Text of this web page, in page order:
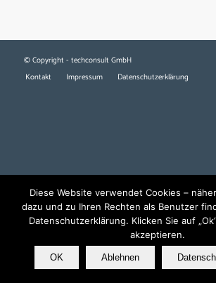
© Copyright - techconsult GmbH
Kontakt
Impressum Datenschutzerklärung
Diese Website verwendet Cookies –
dazu und zu Ihren Rechten als Benutzer
Datenschutzerklärung. Klicken Sie auf
akzeptieren.
OK Ablehnen